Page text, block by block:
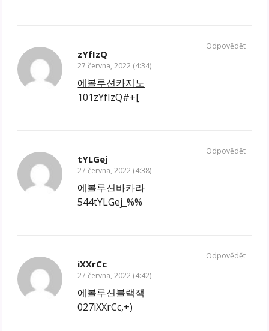
zYfIzQ
27 června, 2022 (4:34)
에볼루션카지노
101zYfIzQ#+[
Odpovědět
tYLGej
27 června, 2022 (4:38)
에볼루션바카라
544tYLGej_%%
Odpovědět
iXXrCc
27 června, 2022 (4:42)
에볼루션블랙잭
027iXXrCc,+)
Odpovědět